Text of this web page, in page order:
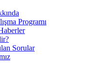
Programı
Sorular